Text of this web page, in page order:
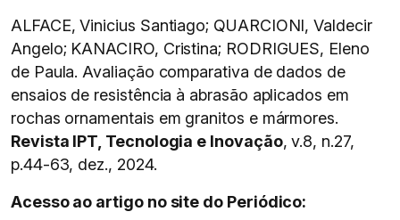
ALFACE, Vinicius Santiago; QUARCIONI, Valdecir
Angelo; KANACIRO, Cristina; RODRIGUES, Eleno
de Paula. Avaliação comparativa de dados de
ensaios de resistência à abrasão aplicados em
rochas ornamentais em granitos e mármores.
Revista IPT, Tecnologia e Inovação, v.8, n.27,
p.44-63, dez., 2024.
Acesso ao artigo no site do Periódico: